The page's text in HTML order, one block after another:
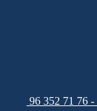
96 352 71 76 -